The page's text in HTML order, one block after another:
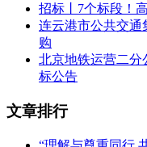
公交公司2026年度城市
预算1800万元。
招标丨7个标段！
连云港市公共交通
购
北京地铁运营二分
标公告
文章排行